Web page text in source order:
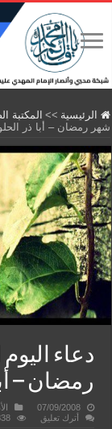
الرئيسية >> المكتبة
شهر رمضان – أبا ذر
دعاء
رمضان –
07/09/2008
أترك تعليق
6,838